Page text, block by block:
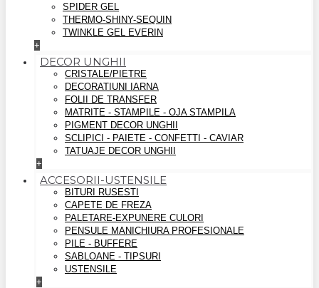
SPIDER GEL
THERMO-SHINY-SEQUIN
TWINKLE GEL EVERIN
+
DECOR UNGHII
CRISTALE/PIETRE
DECORATIUNI IARNA
FOLII DE TRANSFER
MATRITE - STAMPILE - OJA STAMPILA
PIGMENT DECOR UNGHII
SCLIPICI - PAIETE - CONFETTI - CAVIAR
TATUAJE DECOR UNGHII
+
ACCESORII-USTENSILE
BITURI RUSESTI
CAPETE DE FREZA
PALETARE-EXPUNERE CULORI
PENSULE MANICHIURA PROFESIONALE
PILE - BUFFERE
SABLOANE - TIPSURI
USTENSILE
+